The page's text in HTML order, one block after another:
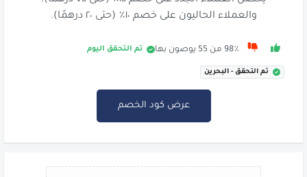
والعملاء الحاليون على خصم ١٠٪ (حتى ٢٠ درهمًا).
98٪ من 55 يوصون بها تم التحقق اليوم
تم التحقق - البحرين
عرض كود الخصم